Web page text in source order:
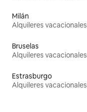
Milán
Alquileres vacacionales
Bruselas
Alquileres vacacionales
Estrasburgo
Alquileres vacacionales